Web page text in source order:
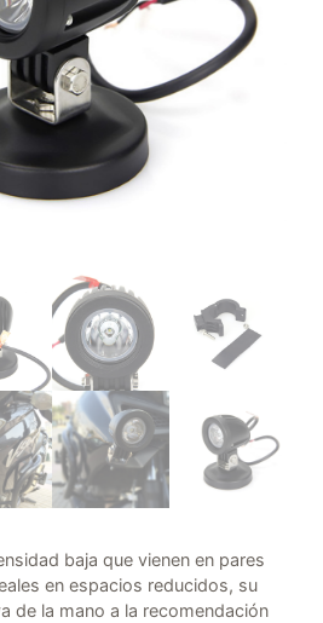
baja que vienen en pares
en espacios reducidos, su
de la mano a la recomendación